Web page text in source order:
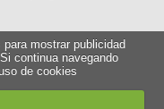
mostrar publicidad
continua navegando
de cookies